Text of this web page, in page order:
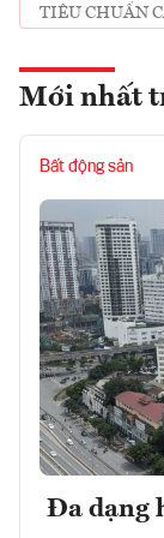
TIÊU CHUẨN
Mới nhất
Bất động sản
Đa dạng